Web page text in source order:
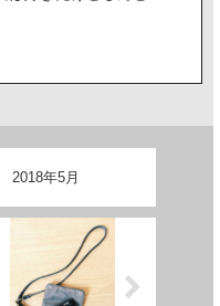
2018年5月